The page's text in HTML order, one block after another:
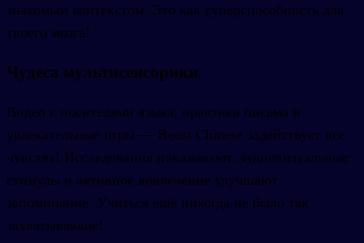
знакомым контекстом. Это как суперспособность для
твоего мозга!
Чудеса мультисенсорики
Видео с носителями языка, практика письма и
увлекательные игры — Boost Chinese задействует все
чувства! Исследования показывают: аудиовизуальные
стимулы и активное вовлечение улучшают
запоминание. Учиться ещё никогда не было так
захватывающе!